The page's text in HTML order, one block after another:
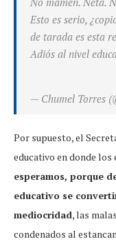
Esto es serio,
de tarada es esta
Adiós al nivel
— Chumel Torres
Por supuesto, el
educativo en donde los
esperamos, porque
educativo se
mediocridad, las
condenados al